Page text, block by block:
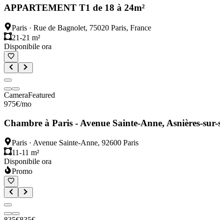
APPARTEMENT T1 de 18 à 24m²
Paris · Rue de Bagnolet, 75020 Paris, France
21-21 m²
Disponibile ora
CameraFeatured
975€/mo
Chambre à Paris - Avenue Sainte-Anne, Asnières-sur-
Paris · Avenue Sainte-Anne, 92600 Paris
11-11 m²
Disponibile ora
Promo